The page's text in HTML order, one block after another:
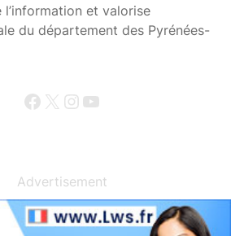
et valorise
du département des Pyrénées-
Facebook X Instagram YouTube
Advertisement